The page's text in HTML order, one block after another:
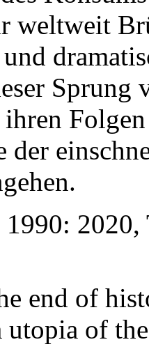
weltweit
Sprung
ihren
der
2020,
end of
utopia of